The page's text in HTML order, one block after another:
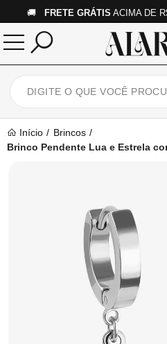
🚚 FRETE GRÁTIS ACIMA DE
Início
Brincos
Brinco Pendente Lua e Estrela